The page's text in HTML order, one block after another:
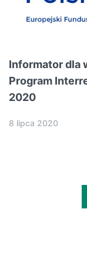
Informator dla
Program
2020
8 lipca 2020